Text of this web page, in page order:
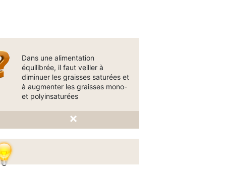
Dans une alimentation
équilibrée, il faut veiller à
diminuer les graisses saturées et
à augmenter les graisses mono-
et polyinsaturées